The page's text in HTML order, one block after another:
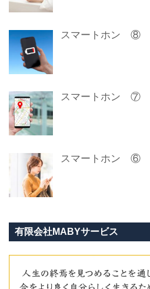
スマートホン ⑧
スマートホン ⑦
スマートホン ⑥
有限会社MABYサービス